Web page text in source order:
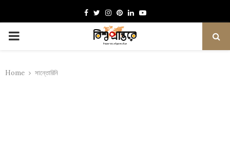
Facebook
TwitterInstagram
Pinterest
LinkedinYoutube
PRIMARY
Home সান্তোরিনি